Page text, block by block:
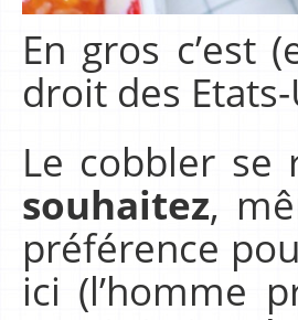
En gros c’est
droit des
Le cobbler se
souhaitez,
préférence
ici (l’homme